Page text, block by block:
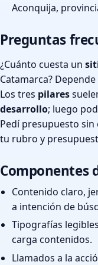
Aconquija,
Preguntas
¿Cuánto cuesta un
Catamarca?
Los tres pilares
desarrollo; luego
Pedí presupuesto
tu rubro y
Componentes
Contenido claro,
a intención de
Tipografías
carga contenidos.
Llamados a la